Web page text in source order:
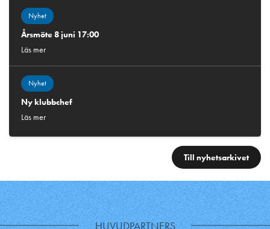
Nyhet
Årsmöte 8 juni 17:00
Läs mer
Nyhet
Ny klubbchef
Läs mer
Till nyhetsarkivet
HUVUDPARTNERS